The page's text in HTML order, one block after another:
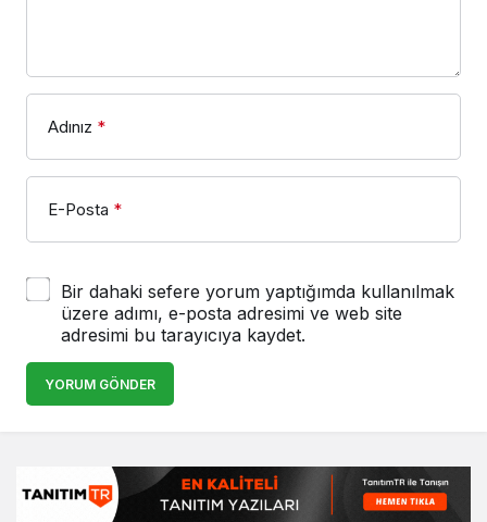
Adınız *
E-Posta *
Bir dahaki sefere yorum yaptığımda kullanılmak
üzere adımı, e-posta adresimi ve web site
adresimi bu tarayıcıya kaydet.
YORUM GÖNDER